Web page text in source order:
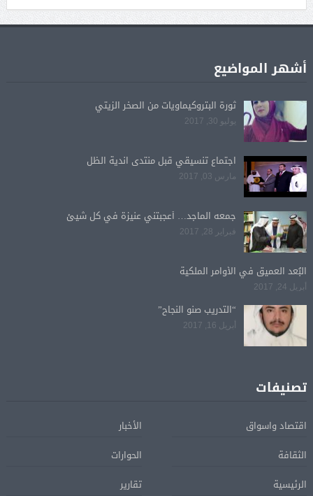
أشهر المواضيع
ثورة البتروكيماويات من الصخر الزيتي
يوليو 30, 2017
اجتماع تنسيقي قبل منتدى اندية الظل
مارس 03, 2017
جمعه الماجد… أعجبتني عنيزة في كل شيئ
فبراير 28, 2017
البُعد العميق في الأوامر الملكية
أبريل 24, 2017
“التدريب صنو النجاح”
أبريل 16, 2017
تصنيفات
اقتصاد واسواق
الأخبار
الثقافة
الحوارات
الرئيسية
تقارير